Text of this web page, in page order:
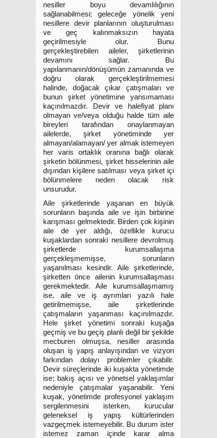
nesiller boyu devamlılığının
sağlanabilmesi; geleceğe yönelik yeni
nesillere devir planlarının oluşturulması
ve geç kalınmaksızın hayata
geçirilmesiyle olur. Bunu
gerçekleştirebilen aileler, şirketlerinin
devamını sağlar. Bu
yapılanmanın/dönüşümün zamanında ve
doğru olarak gerçekleştirilmemesi
halinde, doğacak çıkar çatışmaları ve
bunun şirket yönetimine yansımaması
kaçınılmazdır. Devir ve halefiyat planı
olmayan ve/veya olduğu halde tüm aile
bireyleri tarafından onaylanmayan
ailelerde, şirket yönetiminde yer
almayan/alamayan/ yer almak istemeyen
her varis ortaklık oranına bağlı olarak
şirketin bölünmesi, şirket hisselerinin aile
dışından kişilere satılması veya şirket içi
bölünmelere neden olacak risk
unsurudur.
Aile şirketlerinde yaşanan en büyük
sorunların başında aile ve işin birbirine
karışması gelmektedir. Birden çok kişinin
aile de yer aldığı, özellikle kurucu
kuşaklardan sonraki nesillere devrolmuş
şirketlerde kurumsallaşma
gerçekleşmemişse, sorunların
yaşanılması kesindir. Aile şirketlerinde,
şirketten önce ailenin kurumsallaşması
gerekmektedir. Aile kurumsallaşmamış
ise, aile ve iş ayrımları yazılı hale
getirilmemişse, aile şirketlerinde
çatışmaların yaşanması kaçınılmazdır.
Hele şirket yönetimi sonraki kuşağa
geçmiş ve bu geçiş planlı değil bir şekilde
mecburen olmuşsa, nesiller arasında
oluşan iş yapış anlayışından ve vizyon
farkından dolayı problemler çıkabilir.
Devir süreçlerinde iki kuşakta yönetimde
ise; bakış açısı ve yönetsel yaklaşımlar
nedeniyle çatışmalar yaşanabilir. Yeni
kuşak, yönetimde profesyonel yaklaşım
sergilenmesini isterken, kurucular
geleneksel iş yapış kültürlerinden
vazgeçmek istemeyebilir. Bu durum ister
istemez zaman içinde karar alma